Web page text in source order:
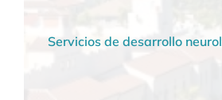
Servicios de desarrollo